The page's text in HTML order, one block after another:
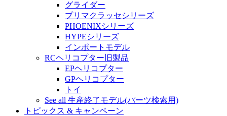
グライダー
プリマクラッセシリーズ
PHOENIXシリーズ
HYPEシリーズ
インポートモデル
RCヘリコプター旧製品
EPヘリコプター
GPヘリコプター
トイ
See all 生産終了モデル(パーツ検索用)
トピックス & キャンペーン